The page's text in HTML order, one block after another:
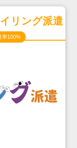
リング派遣
率100%